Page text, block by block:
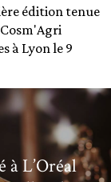
édition tenue
à Lyon le 9
à L’Oréal